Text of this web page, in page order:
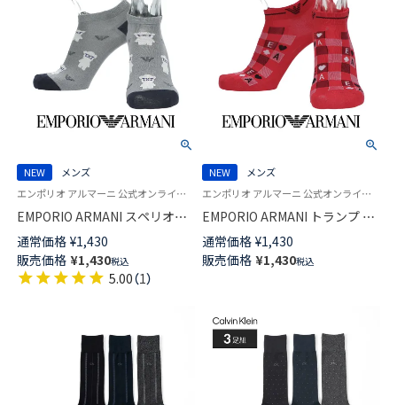
NEW
メンズ
エンポリオ アルマーニ 公式オンラインショップ 紳士 靴下
EMPORIO ARMANI スペリオー
ルピマ綿混 マンガベア＆イーグ
ル スニーカー丈 カジュアル ソ
ックス メンズ 02322396
通常価格 ¥1,430
販売価格 ¥1,430税込
5.00（1）
NEW
メンズ
エンポリオ アルマーニ 公式オンラインショップ 紳士 靴下
EMPORIO ARMANI トランプ EA
柄 スニーカー丈 カジュアル ソ
ックス メンズ 02322395
通常価格 ¥1,430
販売価格 ¥1,430税込